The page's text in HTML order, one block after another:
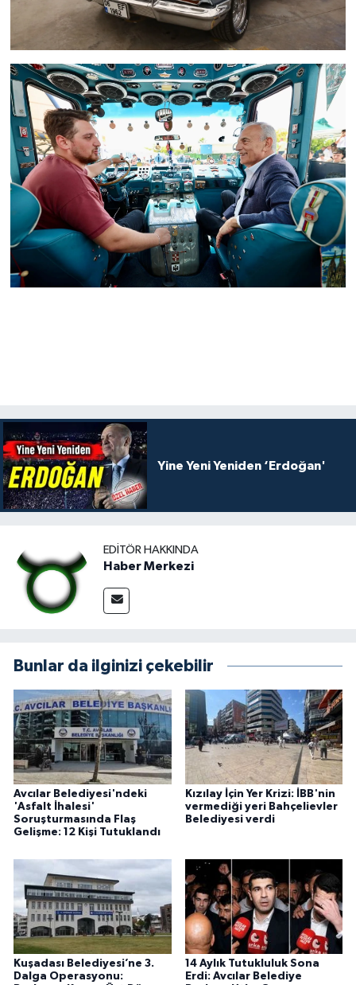
Yine Yeni Yeniden ‘Erdoğan'
EDITÖR HAKKINDA
Haber Merkezi
Bunlar da ilginizi çekebilir
Avcılar Belediyesi'ndeki
'Asfalt İhalesi'
Soruşturmasında Flaş
Gelişme: 12 Kişi Tutuklandı
Kızılay İçin Yer Krizi: İBB'nin
vermediği yeri Bahçelievler
Belediyesi verdi
Kuşadası Belediyesi’ne 3.
Dalga Operasyonu:
14 Aylık Tutukluluk Sona
Erdi: Avcılar Belediye